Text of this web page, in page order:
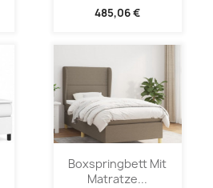
485,06 €
Boxspringbett Mit
Matratze...